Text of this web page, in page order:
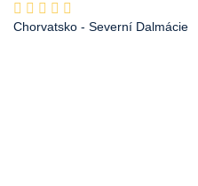
Chorvatsko - Severní Dalmácie